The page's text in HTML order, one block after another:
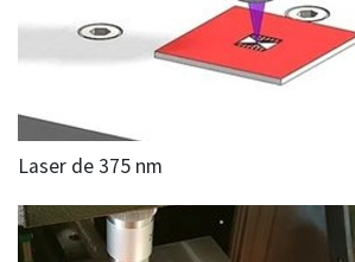
Laser de 375 nm